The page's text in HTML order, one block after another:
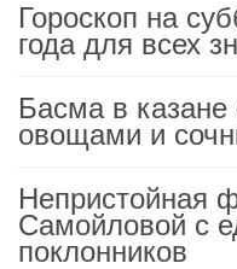
Гороскоп на
года для всех
Басма в
овощами и
Непристойная
Самойловой с
поклонников